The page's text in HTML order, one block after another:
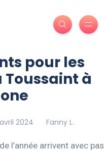
pour les
à
2024 Fanny L.
l’année arrivent avec pas